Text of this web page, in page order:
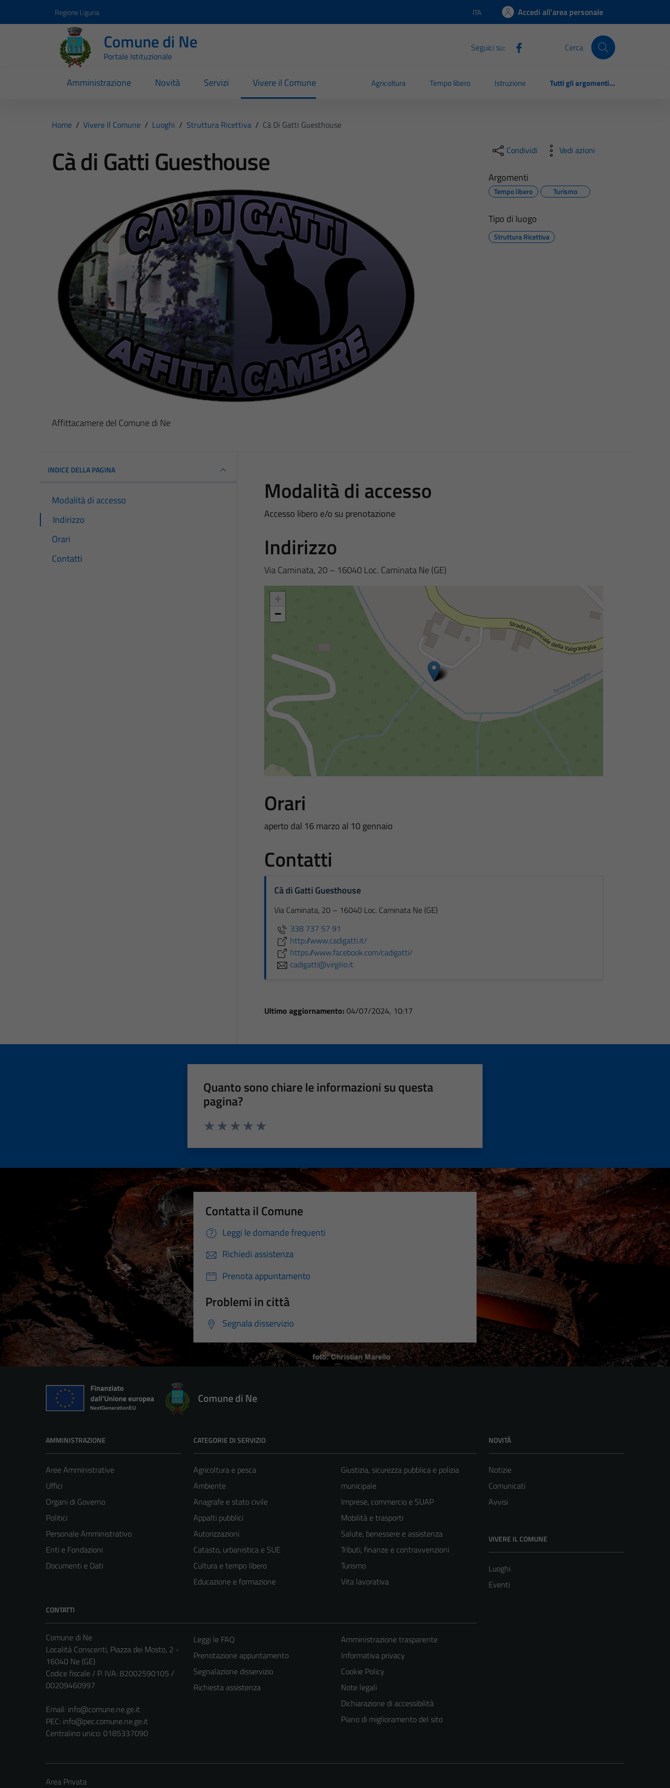
Regione Liguria Lingua attiva:
ITA Accedi all'area personale
Comune di Ne
Portale Istituzionale
Seguici su: Cerca
Amministrazione Novità Servizi Vivere il Comune Agricoltura Tempo libero Istruzione Tutti gli argomenti...
Home / Vivere Il Comune / Luoghi / Struttura Ricettiva / Cà Di Gatti Guesthouse
Cà di Gatti Guesthouse
Affittacamere del Comune di Ne
Condividi Vedi azioni
Argomenti
Tempo libero Turismo
Tipo di luogo
Struttura Ricettiva
INDICE DELLA PAGINA
Modalità di accesso
Indirizzo
Orari
Contatti
Modalità di accesso
Accesso libero e/o su prenotazione
Indirizzo
Via Caminata, 20 – 16040 Loc. Caminata Ne (GE)
−
Orari
aperto dal 16 marzo al 10 gennaio
Contatti
Cà di Gatti Guesthouse
Via Caminata, 20 – 16040 Loc. Caminata Ne (GE)
338 737 57 91
http://www.cadigatti.it/
https://www.facebook.com/cadigatti/
cadigatti@virgilio.it
Ultimo aggiornamento: 04/07/2024, 10:17
Quanto sono chiare le informazioni su questa
pagina?
Contatta il Comune
Leggi le domande frequenti
Richiedi assistenza
Prenota appuntamento
Problemi in città
Segnala disservizio
Comune di Ne
AMMINISTRAZIONE
Aree Amministrative
Uffici
Organi di Governo
Politici
Personale Amministrativo
Enti e Fondazioni
Documenti e Dati
CATEGORIE DI SERVIZIO
Agricoltura e pesca
Ambiente
Anagrafe e stato civile
Appalti pubblici
Autorizzazioni
Catasto, urbanistica e SUE
Cultura e tempo libero
Educazione e formazione
Giustizia, sicurezza pubblica e polizia
municipale
Imprese, commercio e SUAP
Mobilità e trasporti
Salute, benessere e assistenza
Tributi, finanze e contravvenzioni
Turismo
Vita lavorativa
NOVITÀ
Notizie
Comunicati
Avvisi
VIVERE IL COMUNE
Luoghi
Eventi
CONTATTI
Comune di Ne
Località Conscenti, Piazza dei Mosto, 2 -
16040 Ne (GE)
Codice fiscale / P. IVA: 82002590105 /
00209460997
Email: info@comune.ne.ge.it
PEC: info@pec.comune.ne.ge.it
Centralino unico: 0185337090
Leggi le FAQ
Prenotazione appuntamento
Segnalazione disservizio
Richiesta assistenza
Amministrazione trasparente
Informativa privacy
Cookie Policy
Note legali
Dichiarazione di accessibilità
Piano di miglioramento del sito
Area Privata
Tecnici
Questi cookie
sono necessari